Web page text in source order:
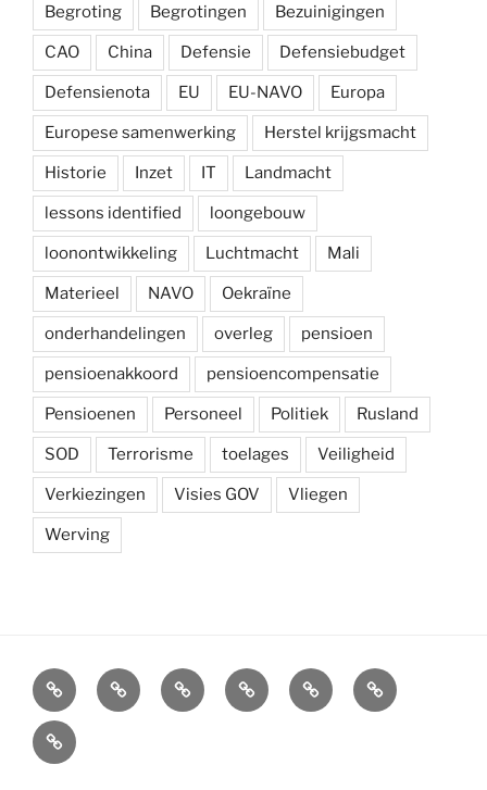
Begroting Begrotingen Bezuinigingen
CAO China Defensie Defensiebudget
Defensienota EU EU-NAVO Europa
Europese samenwerking Herstel krijgsmacht
Historie Inzet IT Landmacht
lessons identified loongebouw
loonontwikkeling Luchtmacht Mali
Materieel NAVO Oekraïne
onderhandelingen overleg pensioen
pensioenakkoord pensioencompensatie
Pensioenen Personeel Politiek Rusland
SOD Terrorisme toelages Veiligheid
Verkiezingen Visies GOV Vliegen
Werving
Arbeidsvoorwaarden
Carré
Onze
krijgsmacht
Ledenvoordelen
AfdelingenSymposium
Carré
Overzicht